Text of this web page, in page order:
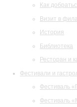
Как
Визит в
История
Библиотека
Ресторан и
Фестивали и
Фестиваль
Фестиваль